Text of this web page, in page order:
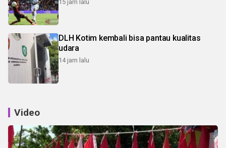
15 jam lalu
DLH Kotim kembali bisa pantau kualitas
udara
14 jam lalu
Video